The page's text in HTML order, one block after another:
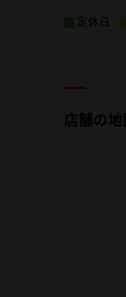
定休日
店舗の地